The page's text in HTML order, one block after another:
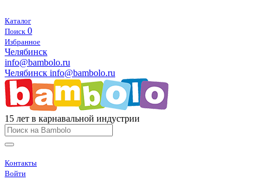
Каталог
Поиск 0
Избранное
Челябинск
info@bambolo.ru
Челябинск info@bambolo.ru
15 лет в карнавальной индустрии
Контакты
Войти